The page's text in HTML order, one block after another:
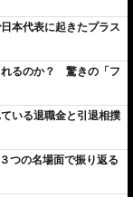
本代表に起きたプラス
れるのか？ 驚きの「フ
いる退職金と引退相撲
つの名場面で振り返る